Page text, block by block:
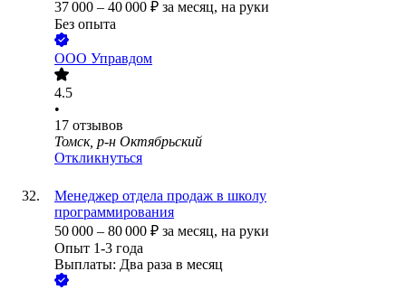
37 000 – 40 000 ₽ за месяц, на руки
Без опыта
ООО Управдом
4.5
•
17 отзывов
Томск, р-н Октябрьский
Откликнуться
Менеджер отдела продаж в школу
программирования
50 000 – 80 000 ₽ за месяц, на руки
Опыт 1-3 года
Выплаты: Два раза в месяц